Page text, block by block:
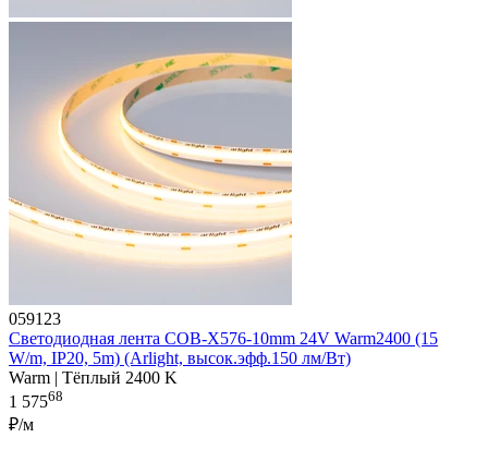
059123
Светодиодная лента COB-X576-10mm 24V Warm2400 (15
W/m, IP20, 5m) (Arlight, высок.эфф.150 лм/Вт)
Warm | Тёплый 2400 K
1 57568
₽/м